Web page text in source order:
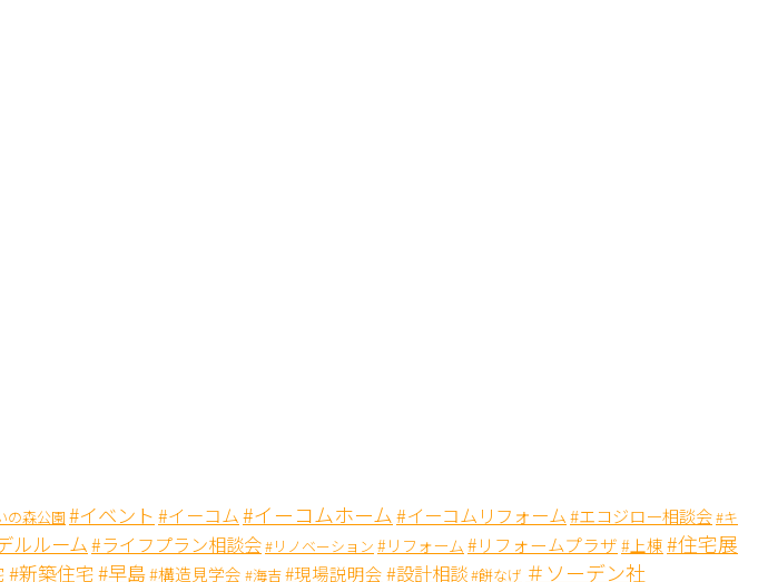
の森公園 #イベント #イーコム#イーコムホーム#イーコムリフォーム#エコジロー相談会#キ
ルルーム#ライフプラン相談会#リノベーション #リフォーム#リフォームプラザ#上棟#住宅展
#新築住宅#早島#構造見学会 #海吉#現場説明会#設計相談#餅なげ ＃ソーデン社